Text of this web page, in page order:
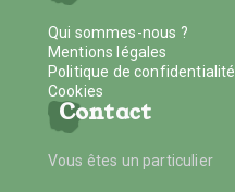
Qui sommes-nous ?
Mentions légales
Politique de confidentialité
Cookies
Contact
Vous êtes un particulier